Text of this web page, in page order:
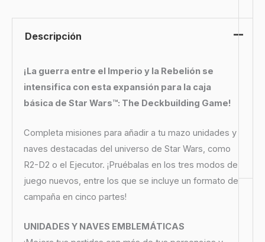
Descripción
¡La guerra entre el Imperio y la Rebelión se
intensifica con esta expansión para la caja
básica de Star Wars™: The Deckbuilding Game!
Completa misiones para añadir a tu mazo unidades y
naves destacadas del universo de Star Wars, como
R2-D2 o el Ejecutor. ¡Pruébalas en los tres modos de
juego nuevos, entre los que se incluye un formato de
campaña en cinco partes!
UNIDADES Y NAVES EMBLEMÁTICAS